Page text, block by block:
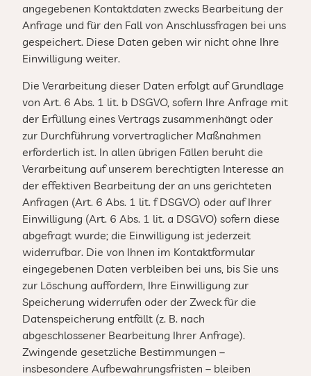
angegebenen Kontaktdaten zwecks Bearbeitung der
Anfrage und für den Fall von Anschlussfragen bei uns
gespeichert. Diese Daten geben wir nicht ohne Ihre
Einwilligung weiter.
Die Verarbeitung dieser Daten erfolgt auf Grundlage
von Art. 6 Abs. 1 lit. b DSGVO, sofern Ihre Anfrage mit
der Erfüllung eines Vertrags zusammenhängt oder
zur Durchführung vorvertraglicher Maßnahmen
erforderlich ist. In allen übrigen Fällen beruht die
Verarbeitung auf unserem berechtigten Interesse an
der effektiven Bearbeitung der an uns gerichteten
Anfragen (Art. 6 Abs. 1 lit. f DSGVO) oder auf Ihrer
Einwilligung (Art. 6 Abs. 1 lit. a DSGVO) sofern diese
abgefragt wurde; die Einwilligung ist jederzeit
widerrufbar. Die von Ihnen im Kontaktformular
eingegebenen Daten verbleiben bei uns, bis Sie uns
zur Löschung auffordern, Ihre Einwilligung zur
Speicherung widerrufen oder der Zweck für die
Datenspeicherung entfällt (z. B. nach
abgeschlossener Bearbeitung Ihrer Anfrage).
Zwingende gesetzliche Bestimmungen –
insbesondere Aufbewahrungsfristen – bleiben